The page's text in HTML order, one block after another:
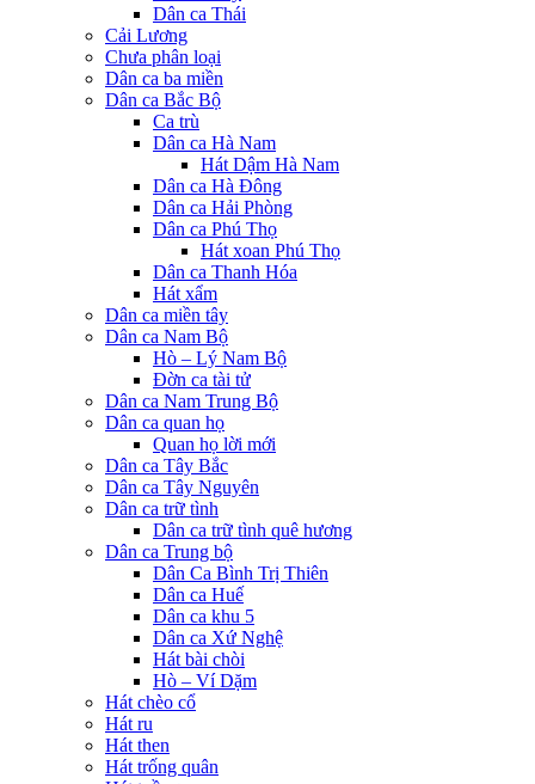
Dân ca Thái
Cải Lương
Chưa phân loại
Dân ca ba miền
Dân ca Bắc Bộ
Ca trù
Dân ca Hà Nam
Hát Dậm Hà Nam
Dân ca Hà Đông
Dân ca Hải Phòng
Dân ca Phú Thọ
Hát xoan Phú Thọ
Dân ca Thanh Hóa
Hát xẩm
Dân ca miền tây
Dân ca Nam Bộ
Hò – Lý Nam Bộ
Đờn ca tài tử
Dân ca Nam Trung Bộ
Dân ca quan họ
Quan họ lời mới
Dân ca Tây Bắc
Dân ca Tây Nguyên
Dân ca trữ tình
Dân ca trữ tình quê hương
Dân ca Trung bộ
Dân Ca Bình Trị Thiên
Dân ca Huế
Dân ca khu 5
Dân ca Xứ Nghệ
Hát bài chòi
Hò – Ví Dặm
Hát chèo cổ
Hát ru
Hát then
Hát trống quân